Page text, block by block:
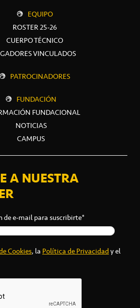
EQUIPO
ROSTER 25-26
CUERPO TÉCNICO
VINCULADOS
PATROCINADORES
FUNDACIÓN
FUNDACIONAL
NOTICIAS
CAMPUS
A NUESTRA
de e-mail para suscribirte*
Cookies, laPolítica de Privacidady el